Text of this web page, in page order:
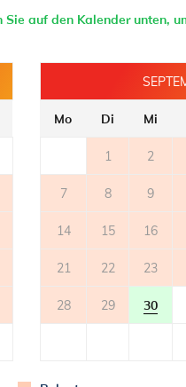
Sie auf den Kalender unten,
Mo Di Mi
1 2
7 8 9
14 15 16
21 22 23
28 29 30